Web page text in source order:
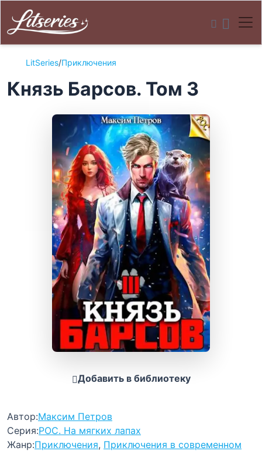
LitSeries/Приключения
Князь Барсов. Том 3
Добавить в библиотеку
Автор:Максим Петров
Серия:РОС. На мягких лапах
Жанр:Приключения, Приключения в современном